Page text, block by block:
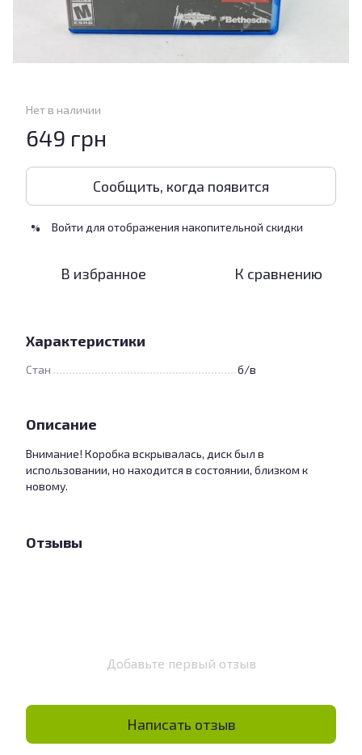
Нет в наличии
649 грн
Сообщить, когда появится
% Войти для отображения накопительной скидки
В избранное К сравнению
Характеристики
Стан б/в
Описание
Внимание! Коробка вскрывалась, диск был в
использовании, но находится в состоянии, близком к
новому.
Отзывы
Добавьте первый отзыв
Написать отзыв